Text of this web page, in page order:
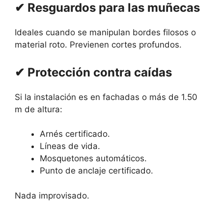
✔ Resguardos para las muñecas
Ideales cuando se manipulan bordes filosos o
material roto. Previenen cortes profundos.
✔ Protección contra caídas
Si la instalación es en fachadas o más de 1.50
m de altura:
Arnés certificado.
Líneas de vida.
Mosquetones automáticos.
Punto de anclaje certificado.
Nada improvisado.